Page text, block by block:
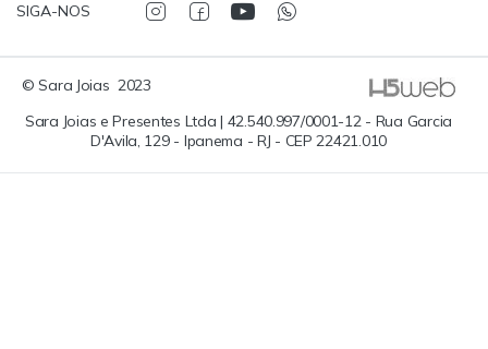
SIGA-NOS
© Sara Joias  2023
Sara Joias e Presentes Ltda | 42.540.997/0001-12 - Rua Garcia
D'Avila, 129 - Ipanema - RJ - CEP 22421.010